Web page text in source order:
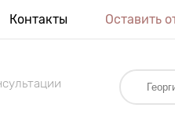
Контакты Оставить